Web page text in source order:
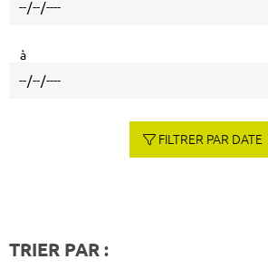
à
FILTRER PAR DATE
TRIER PAR :